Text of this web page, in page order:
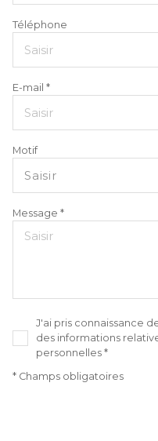
Téléphone
E-mail *
Motif
Saisir
Message *
J'ai pris connaissance
des informations
personnelles *
* Champs obligatoires